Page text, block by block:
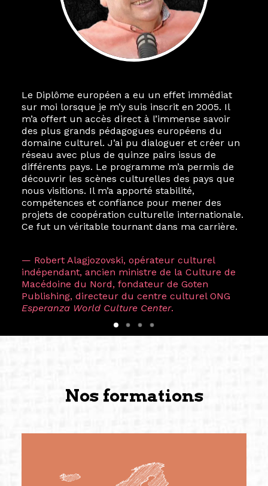
Le Diplôme européen a eu un effet immédiat
sur moi lorsque je m’y suis inscrit en 2005. Il
m’a offert un accès direct à l’immense savoir
des plus grands pédagogues européens du
domaine culturel. J’ai pu dialoguer et créer un
réseau avec plus de quinze pairs issus de
différents pays. Le programme m’a permis de
découvrir les scènes culturelles des pays que
nous visitions. Il m’a apporté stabilité,
compétences et confiance pour mener des
projets de coopération culturelle internationale.
Ce fut un véritable tournant dans ma carrière.
— Robert Alagjozovski, opérateur culturel
indépendant, ancien ministre de la Culture de
Macédoine du Nord, fondateur de Goten
Publishing, directeur du centre culturel ONG
Esperanza World Culture Center.
Nos formations